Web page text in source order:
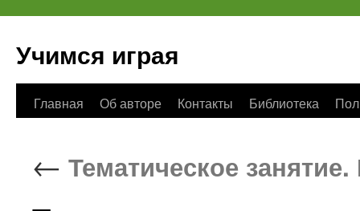
Учимся играя
Перейти
содержимому
Главная Об авторе Контакты Библиотека
← Тематическое